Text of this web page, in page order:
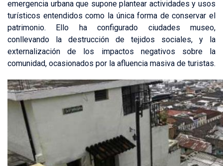
emergencia urbana que supone plantear actividades y usos
turísticos entendidos como la única forma de conservar el
patrimonio. Ello ha configurado ciudades museo,
conllevando la destrucción de tejidos sociales, y la
externalización de los impactos negativos sobre la
comunidad, ocasionados por la afluencia masiva de turistas.